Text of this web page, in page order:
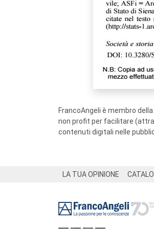
FrancoAngeli è membro
non profit per facilitare
contenuti digitali nelle
LA TUA OPINIONE